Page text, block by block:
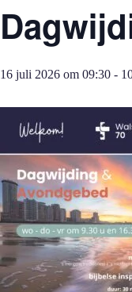
16 juli 2026 om 09:30 -